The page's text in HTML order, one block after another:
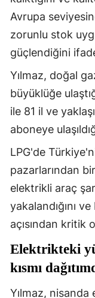
Avrupa
zorunlu stok
güçlendiğini
Yılmaz, doğal
büyüklüğe
ile 81 il ve
aboneye
LPG'de
pazarlarından
elektrikli araç
yakalandığını
açısından kritik
Elektrikteki
kısmı
Yılmaz,